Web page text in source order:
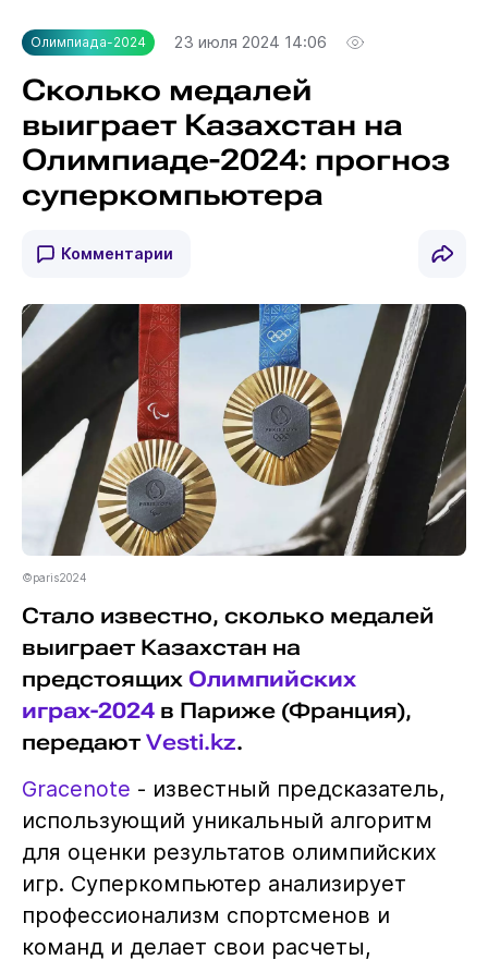
Олимпиада-2024 23 июля 2024 14:06
Сколько медалей
выиграет Казахстан на
Олимпиаде-2024: прогноз
суперкомпьютера
Комментарии
©paris2024
Стало известно, сколько медалей
выиграет Казахстан на
предстоящих Олимпийских
играх-2024в Париже (Франция),
передают Vesti.kz.
Gracenote - известный предсказатель,
использующий уникальный алгоритм
для оценки результатов олимпийских
игр. Суперкомпьютер анализирует
профессионализм спортсменов и
команд и делает свои расчеты,